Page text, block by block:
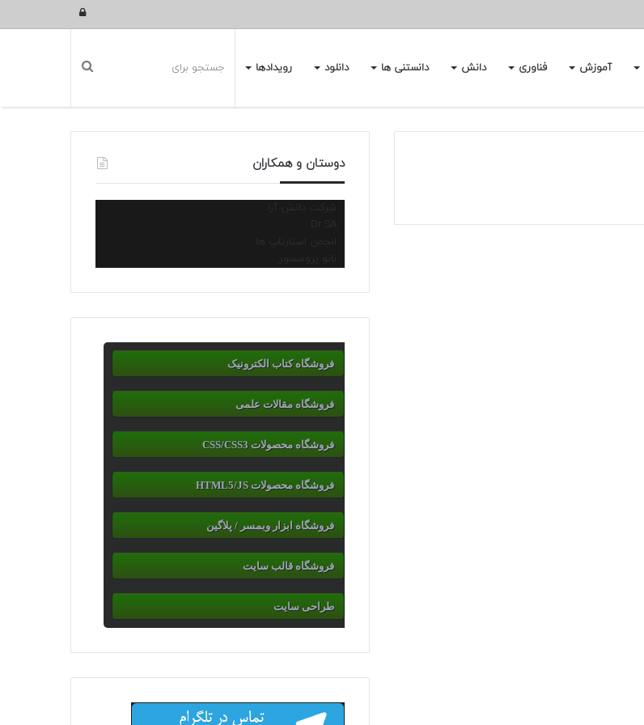
ورود
آموزش فناوری دانش دانستنی ها دانلود رویدادها
دوستان و همکاران
شرکت دانش آرا
انجمن استارتاپ ها
نانو پروسسور
فروشگاه کتاب الکترونیک
فروشگاه مقالات علمی
فروشگاه محصولات CSS/CSS3
فروشگاه محصولات HTML5/JS
فروشگاه ابزار وبمسر / پلاگین
فروشگاه قالب سایت
طراحی سایت